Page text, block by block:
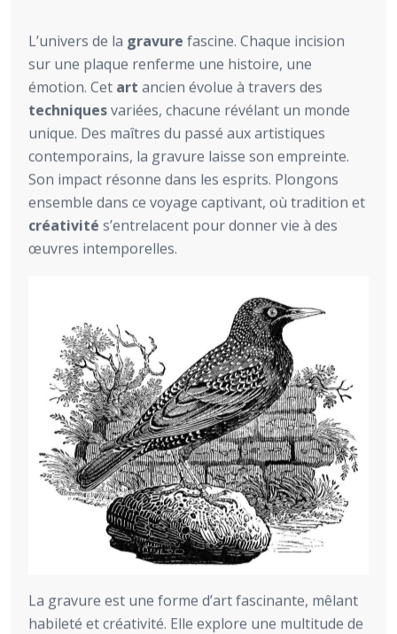
L’univers de la gravure fascine. Chaque incision
sur une plaque renferme une histoire, une
émotion. Cet art ancien évolue à travers des
techniquesvariées, chacune révélant un monde
unique. Des maîtres du passé aux artistiques
contemporains, la gravure laisse son empreinte.
Son impact résonne dans les esprits. Plongons
ensemble dans ce voyage captivant, où tradition et
créativité s’entrelacent pour donner vie à des
œuvres intemporelles.
La gravure est une forme d’art fascinante, mêlant
habileté et créativité. Elle explore une multitude de